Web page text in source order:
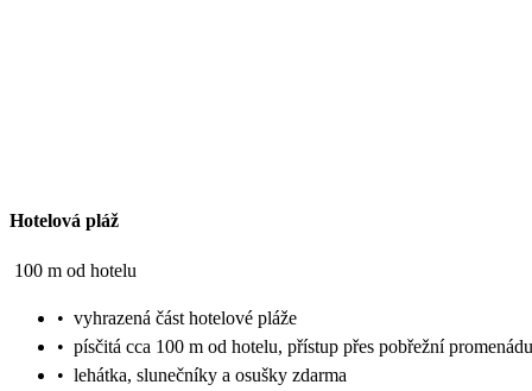
Hotelová pláž
100 m od hotelu
• vyhrazená část hotelové pláže
• písčitá cca 100 m od hotelu, přístup přes pobřežní promenádu
• lehátka, slunečníky a osušky zdarma